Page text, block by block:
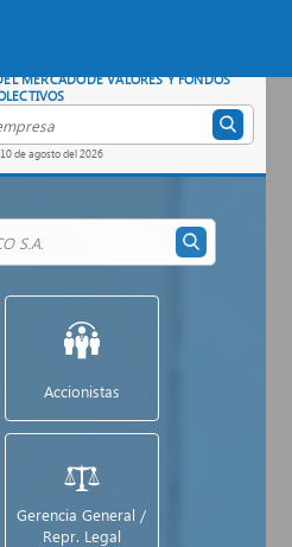
MERCADODE VALORES Y FONDOS
de agosto del 2026
Accionistas
Gerencia General /
Repr. Legal